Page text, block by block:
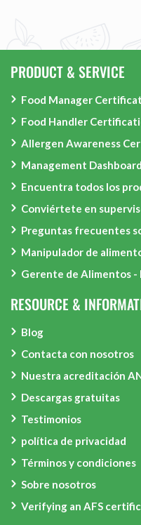
PRODUCT & SERVICE
Food Manager
Food Handler
Allergen Awareness
Management Dashboard
Encuentra todos los
Conviértete en
Preguntas frecuentes
Manipulador de
Gerente de Alimentos
RESOURCE &
Blog
Contacta con nosotros
Nuestra acreditación
Descargas gratuitas
Testimonios
política de privacidad
Términos y condiciones
Sobre nosotros
Verifying an AFS